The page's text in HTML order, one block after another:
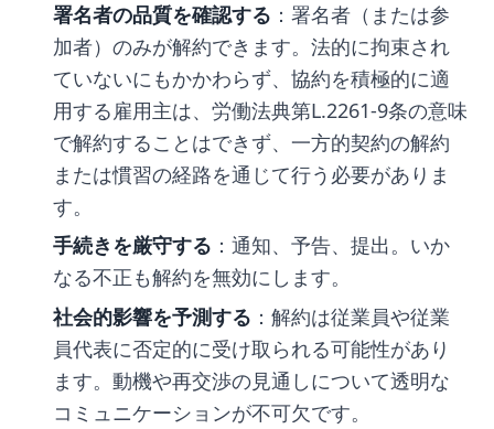
署名者の品質を確認する ：署名者（または参
加者）のみが解約できます。法的に拘束され
ていないにもかかわらず、協約を積極的に適
用する雇用主は、労働法典第L.2261-9条の意味
で解約することはできず、一方的契約の解約
または慣習の経路を通じて行う必要がありま
す。
手続きを厳守する ：通知、予告、提出。いか
なる不正も解約を無効にします。
社会的影響を予測する ：解約は従業員や従業
員代表に否定的に受け取られる可能性があり
ます。動機や再交渉の見通しについて透明な
コミュニケーションが不可欠です。